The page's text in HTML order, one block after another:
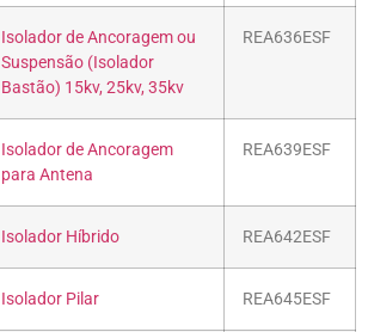
Isolador de Ancoragem ou
Suspensão (Isolador
Bastão) 15kv, 25kv, 35kv
REA636ESF
Isolador de Ancoragem
para Antena
REA639ESF
Isolador Híbrido REA642ESF
Isolador Pilar REA645ESF